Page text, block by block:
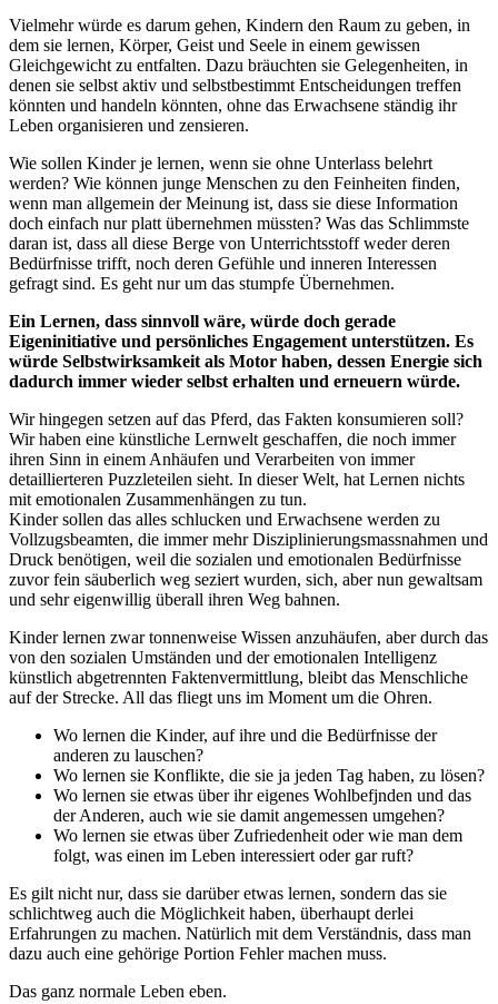
Vielmehr würde es darum gehen, Kindern den Raum zu geben, in
dem sie lernen, Körper, Geist und Seele in einem gewissen
Gleichgewicht zu entfalten. Dazu bräuchten sie Gelegenheiten, in
denen sie selbst aktiv und selbstbestimmt Entscheidungen treffen
könnten und handeln könnten, ohne das Erwachsene ständig ihr
Leben organisieren und zensieren.
Wie sollen Kinder je lernen, wenn sie ohne Unterlass belehrt
werden? Wie können junge Menschen zu den Feinheiten finden,
wenn man allgemein der Meinung ist, dass sie diese Information
doch einfach nur platt übernehmen müssten? Was das Schlimmste
daran ist, dass all diese Berge von Unterrichtsstoff weder deren
Bedürfnisse trifft, noch deren Gefühle und inneren Interessen
gefragt sind. Es geht nur um das stumpfe Übernehmen.
Ein Lernen, dass sinnvoll wäre, würde doch gerade
Eigeninitiative und persönliches Engagement unterstützen. Es
würde Selbstwirksamkeit als Motor haben, dessen Energie sich
dadurch immer wieder selbst erhalten und erneuern würde.
Wir hingegen setzen auf das Pferd, das Fakten konsumieren soll?
Wir haben eine künstliche Lernwelt geschaffen, die noch immer
ihren Sinn in einem Anhäufen und Verarbeiten von immer
detaillierteren Puzzleteilen sieht. In dieser Welt, hat Lernen nichts
mit emotionalen Zusammenhängen zu tun.
Kinder sollen das alles schlucken und Erwachsene werden zu
Vollzugsbeamten, die immer mehr Disziplinierungsmassnahmen und
Druck benötigen, weil die sozialen und emotionalen Bedürfnisse
zuvor fein säuberlich weg seziert wurden, sich, aber nun gewaltsam
und sehr eigenwillig überall ihren Weg bahnen.
Kinder lernen zwar tonnenweise Wissen anzuhäufen, aber durch das
von den sozialen Umständen und der emotionalen Intelligenz
künstlich abgetrennten Faktenvermittlung, bleibt das Menschliche
auf der Strecke. All das fliegt uns im Moment um die Ohren.
Wo lernen die Kinder, auf ihre und die Bedürfnisse der
anderen zu lauschen?
Wo lernen sie Konflikte, die sie ja jeden Tag haben, zu lösen?
Wo lernen sie etwas über ihr eigenes Wohlbefjnden und das
der Anderen, auch wie sie damit angemessen umgehen?
Wo lernen sie etwas über Zufriedenheit oder wie man dem
folgt, was einen im Leben interessiert oder gar ruft?
Es gilt nicht nur, dass sie darüber etwas lernen, sondern das sie
schlichtweg auch die Möglichkeit haben, überhaupt derlei
Erfahrungen zu machen. Natürlich mit dem Verständnis, dass man
dazu auch eine gehörige Portion Fehler machen muss.
Das ganz normale Leben eben.